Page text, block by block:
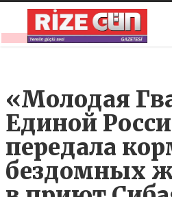
«Молодая
Единой
передала
бездомных